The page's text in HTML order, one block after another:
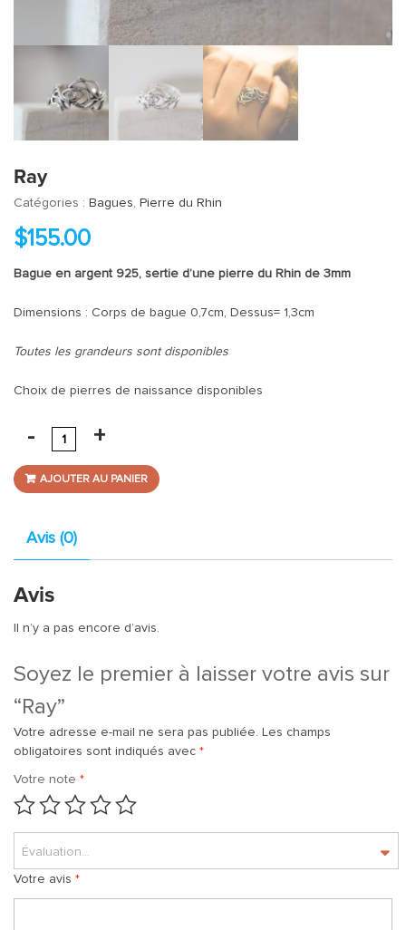
Ray
Catégories : Bagues, Pierre du Rhin
$155.00
Bague en argent 925, sertie d’une pierre du Rhin de 3mm
Dimensions : Corps de bague 0,7cm, Dessus= 1,3cm
Toutes les grandeurs sont disponibles
Choix de pierres de naissance disponibles
AJOUTER AU PANIER
Avis (0)
Avis
Il n’y a pas encore d’avis.
Soyez le premier à laisser votre avis sur
“Ray”
Votre adresse e-mail ne sera pas publiée. Les champs
obligatoires sont indiqués avec *
Votre note *
Évaluation...
Votre avis *